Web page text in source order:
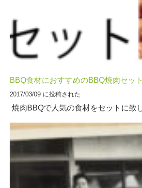
BBQ食材におすすめのBBQ焼肉セット
2017/03/09 に投稿された
焼肉BBQで人気の食材をセットに致